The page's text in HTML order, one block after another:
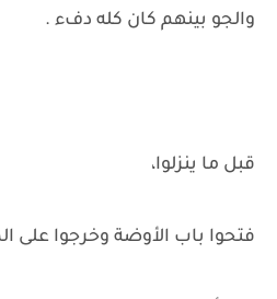
والجو بينهم كان كله دفء .
قبل ما ينزلوا،
فتحوا باب الأوضة وخرجوا على